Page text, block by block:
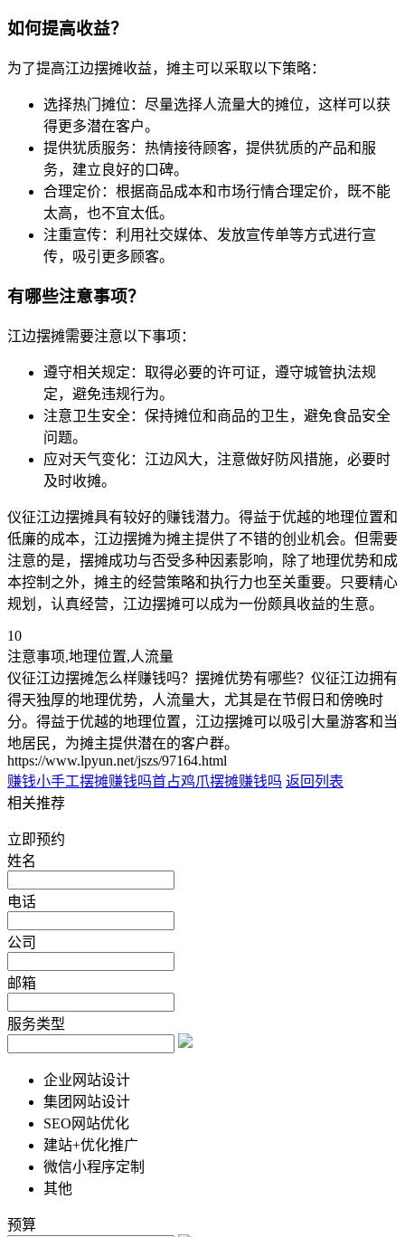
如何提高收益？
为了提高江边摆摊收益，摊主可以采取以下策略：
选择热门摊位：尽量选择人流量大的摊位，这样可以获
得更多潜在客户。
提供犹质服务：热情接待顾客，提供犹质的产品和服
务，建立良好的口碑。
合理定价：根据商品成本和市场行情合理定价，既不能
太高，也不宜太低。
注重宣传：利用社交媒体、发放宣传单等方式进行宣
传，吸引更多顾客。
有哪些注意事项？
江边摆摊需要注意以下事项：
遵守相关规定：取得必要的许可证，遵守城管执法规
定，避免违规行为。
注意卫生安全：保持摊位和商品的卫生，避免食品安全
问题。
应对天气变化：江边风大，注意做好防风措施，必要时
及时收摊。
仪征江边摆摊具有较好的赚钱潜力。得益于优越的地理位置和
低廉的成本，江边摆摊为摊主提供了不错的创业机会。但需要
注意的是，摆摊成功与否受多种因素影响，除了地理优势和成
本控制之外，摊主的经营策略和执行力也至关重要。只要精心
规划，认真经营，江边摆摊可以成为一份颇具收益的生意。
10
注意事项,地理位置,人流量
仪征江边摆摊怎么样赚钱吗？摆摊优势有哪些？仪征江边拥有
得天独厚的地理优势，人流量大，尤其是在节假日和傍晚时
分。得益于优越的地理位置，江边摆摊可以吸引大量游客和当
地居民，为摊主提供潜在的客户群。
https://www.lpyun.net/jszs/97164.html
赚钱小手工摆摊赚钱吗首占鸡爪摆摊赚钱吗 返回列表
相关推荐
立即预约
姓名
电话
公司
邮箱
服务类型
企业网站设计
集团网站设计
SEO网站优化
建站+优化推广
微信小程序定制
其他
预算